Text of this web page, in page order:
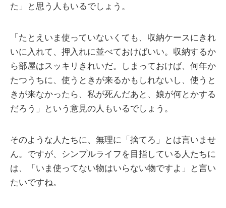
た」と思う人もいるでしょう。
「たとえいま使っていないくても、収納ケースにきれ
いに入れて、押入れに並べておけばいい。収納するか
ら部屋はスッキリきれいだ。しまっておけば、何年か
たつうちに、使うときが来るかもしれないし、使うと
きが来なかったら、私が死んだあと、娘が何とかする
だろう」という意見の人もいるでしょう。
そのような人たちに、無理に「捨てろ」とは言いませ
ん。ですが、シンプルライフを目指している人たちに
は、「いま使ってない物はいらない物ですよ」と言い
たいですね。